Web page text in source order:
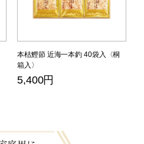
本枯鰹節 近海一本釣 40袋入〈桐
箱入〉
5,400円